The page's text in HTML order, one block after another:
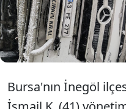
şoför ile
Bursa'nın İnegöl